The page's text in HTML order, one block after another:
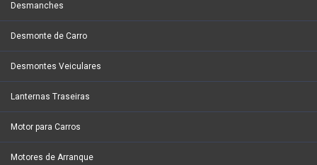
Desmanches
Desmonte de Carro
Desmontes Veiculares
Lanternas Traseiras
Motor para Carros
Motores de Arranque